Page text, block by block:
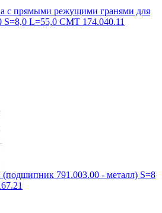
с прямыми режущими гранями для
L=55,0 CMT 174.040.11
(подшипник 791.003.00 - металл) S=8